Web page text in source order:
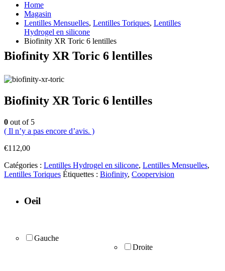
Home
Magasin
Lentilles Mensuelles, Lentilles Toriques, Lentilles
Hydrogel en silicone
Biofinity XR Toric 6 lentilles
Biofinity XR Toric 6 lentilles
Biofinity XR Toric 6 lentilles
0 out of 5
( Il n’y a pas encore d’avis. )
€112,00
Catégories : Lentilles Hydrogel en silicone, Lentilles Mensuelles,
Lentilles Toriques Étiquettes : Biofinity, Coopervision
Oeil
Gauche
Droite